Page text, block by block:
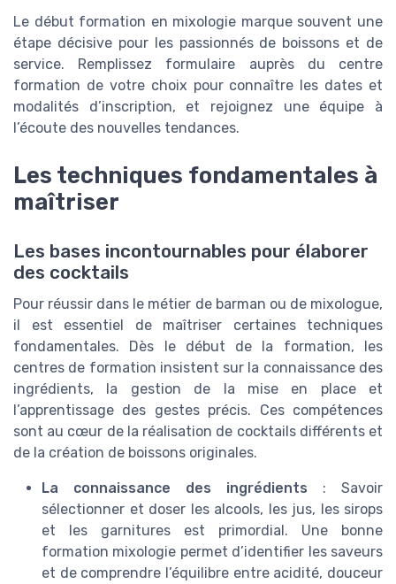
Le début formation en mixologie marque souvent une
étape décisive pour les passionnés de boissons et de
service. Remplissez formulaire auprès du centre
formation de votre choix pour connaître les dates et
modalités d’inscription, et rejoignez une équipe à
l’écoute des nouvelles tendances.
Les techniques fondamentales à
maîtriser
Les bases incontournables pour élaborer
des cocktails
Pour réussir dans le métier de barman ou de mixologue,
il est essentiel de maîtriser certaines techniques
fondamentales. Dès le début de la formation, les
centres de formation insistent sur la connaissance des
ingrédients, la gestion de la mise en place et
l’apprentissage des gestes précis. Ces compétences
sont au cœur de la réalisation de cocktails différents et
de la création de boissons originales.
La connaissance des ingrédients : Savoir
sélectionner et doser les alcools, les jus, les sirops
et les garnitures est primordial. Une bonne
formation mixologie permet d’identifier les saveurs
et de comprendre l’équilibre entre acidité, douceur